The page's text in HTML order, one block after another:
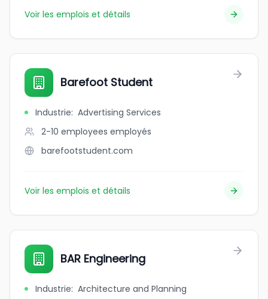
Voir les emplois et détails
Barefoot Student
Industrie: Advertising Services
2-10 employees employés
barefootstudent.com
Voir les emplois et détails
BAR Engineering
Industrie: Architecture and Planning